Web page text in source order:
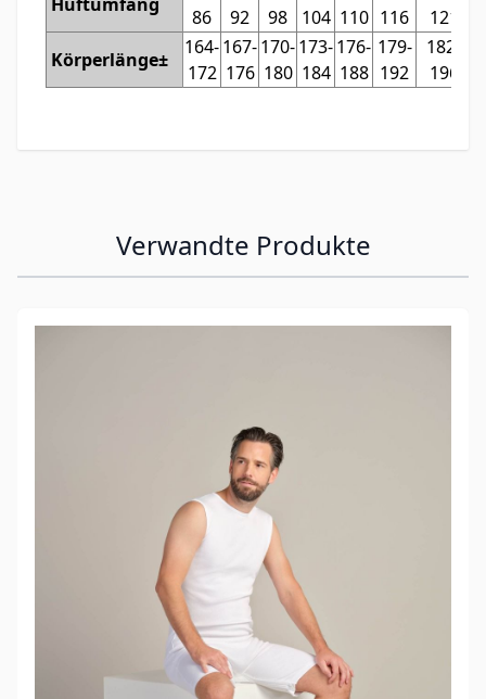
Hüftumfang
86
92
98
104 110 116
121
Körperlänge±
164-
172
167-
176
170-
180
173-
184
176-
188
179-
192
182-
196
Verwandte Produkte